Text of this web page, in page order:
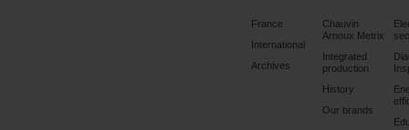
France
International
Archives
Chauvin
Arnoux Metrix
Integrated
production
History
Our brands